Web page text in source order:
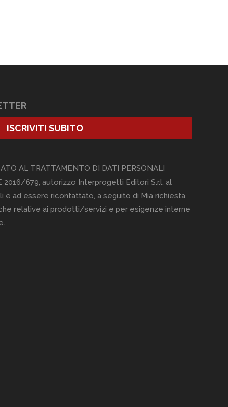
ISCRIVITI SUBITO
AL TRATTAMENTO DI DATI PERSONALI
2016/679, autorizzo Interprogetti Editori S.r.l. al
e ad essere ricontattato, a seguito di Mia richiesta,
relative ai prodotti/servizi e per esigenze interne